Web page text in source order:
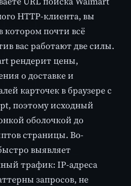
HTTP-клиента, вы
котором почти всё
вас работают две силы.
рендерит цены,
о доставке и
карточек в браузере с
поэтому исходный
оболочкой до
страницы. Во-
выявляет
трафик: IP-адреса
запросов, не